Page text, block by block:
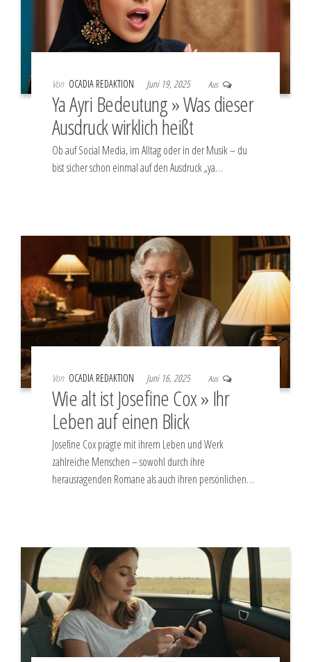
Von OCADIA REDAKTION Juni 19, 2025 Aus
Ya Ayri Bedeutung » Was dieser
Ausdruck wirklich heißt
Ob auf Social Media, im Alltag oder in der Musik – du
bist sicher schon einmal auf den Ausdruck „ya…
Von OCADIA REDAKTION Juni 16, 2025 Aus
Wie alt ist Josefine Cox » Ihr
Leben auf einen Blick
Josefine Cox prägte mit ihrem Leben und Werk
zahlreiche Menschen – sowohl durch ihre
herausragenden Romane als auch ihren persönlichen…